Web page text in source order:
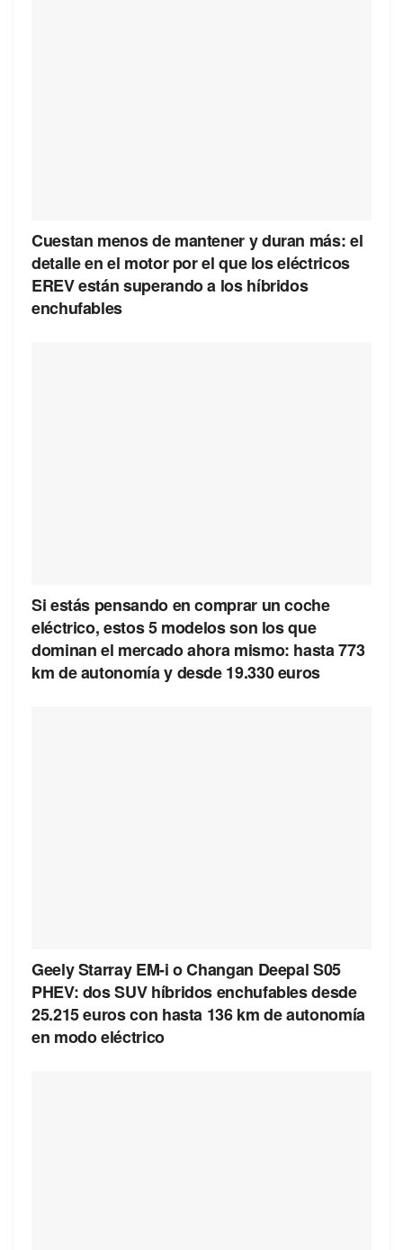
Cuestan menos de mantener y duran más: el
detalle en el motor por el que los eléctricos
EREV están superando a los híbridos
enchufables
Si estás pensando en comprar un coche
eléctrico, estos 5 modelos son los que
dominan el mercado ahora mismo: hasta 773
km de autonomía y desde 19.330 euros
Geely Starray EM-i o Changan Deepal S05
PHEV: dos SUV híbridos enchufables desde
25.215 euros con hasta 136 km de autonomía
en modo eléctrico